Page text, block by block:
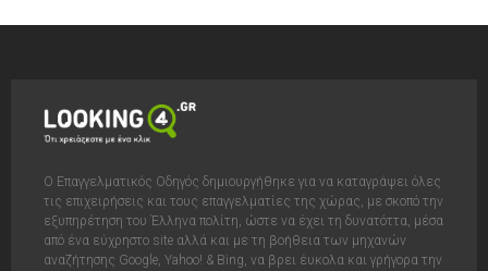
Ο Επαγγελματικός Οδηγός δημιουργήθηκε για να καταγράψει όλες
τις επιχειρήσεις και τους επαγγελματίες της χώρας, με σκοπό την
εξυπηρέτηση του Έλληνα πολίτη, ώστε να έχει τη δυνατόττα, μέσα
από ένα εύχρηστο site αλλά και με τη βοήθεια των μηχανών
αναζήτησης Google, Yahoo! & Bing, να βρει έυκολα και γρήγορα την